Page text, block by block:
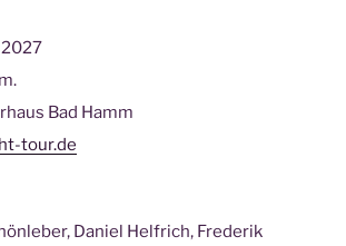
2027
Bad Hamm
tour.de
Daniel Helfrich, Frederik